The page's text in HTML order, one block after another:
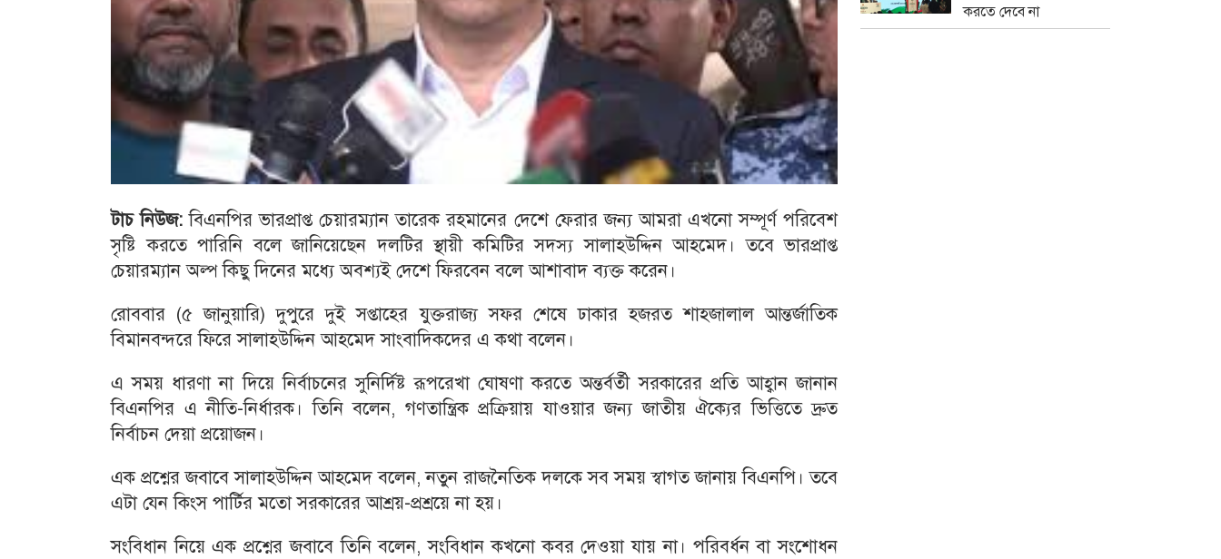
টাচ নিউজ:বিএনপির ভারপ্রাপ্ত চেয়ারম্যান তারেক রহমানের দেশে ফেরার জন্য আমরা এখনো সম্পূর্ণ পরিবেশ
সৃষ্টি করতে পারিনি বলে জানিয়েছেন দলটির স্থায়ী কমিটির সদস্য সালাহউদ্দিন আহমেদ। তবে ভারপ্রাপ্ত
চেয়ারম্যান অল্প কিছু দিনের মধ্যে অবশ্যই দেশে ফিরবেন বলে আশাবাদ ব্যক্ত করেন।
রোববার (৫ জানুয়ারি) দুপুরে দুই সপ্তাহের যুক্তরাজ্য সফর শেষে ঢাকার হজরত শাহজালাল আন্তর্জাতিক
বিমানবন্দরে ফিরে সালাহউদ্দিন আহমেদ সাংবাদিকদের এ কথা বলেন।
এ সময় ধারণা না দিয়ে নির্বাচনের সুনির্দিষ্ট রূপরেখা ঘোষণা করতে অন্তর্বর্তী সরকারের প্রতি আহ্বান জানান
বিএনপির এ নীতি-নির্ধারক। তিনি বলেন, গণতান্ত্রিক প্রক্রিয়ায় যাওয়ার জন্য জাতীয় ঐক্যের ভিত্তিতে দ্রুত
নির্বাচন দেয়া প্রয়োজন।
এক প্রশ্নের জবাবে সালাহউদ্দিন আহমেদ বলেন, নতুন রাজনৈতিক দলকে সব সময় স্বাগত জানায় বিএনপি। তবে
এটা যেন কিংস পার্টির মতো সরকারের আশ্রয়-প্রশ্রয়ে না হয়।
সংবিধান নিয়ে এক প্রশ্নের জবাবে তিনি বলেন, সংবিধান কখনো কবর দেওয়া যায় না। পরিবর্ধন বা সংশোধন
করতে দেবে না
জনগণ:স্বরাষ্ট্রমন্ত্রী